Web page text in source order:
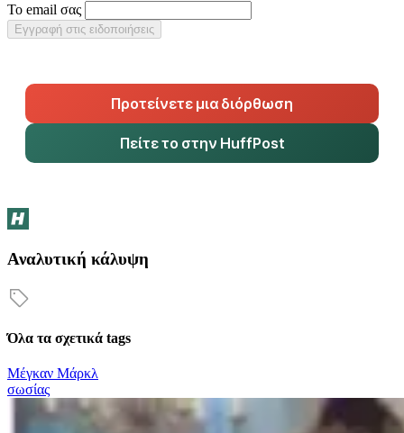
Το email σας
Εγγραφή στις ειδοποιήσεις
Προτείνετε μια διόρθωση
Πείτε το στην HuffPost
Αναλυτική κάλυψη
Όλα τα σχετικά tags
Μέγκαν Μάρκλ
σωσίας